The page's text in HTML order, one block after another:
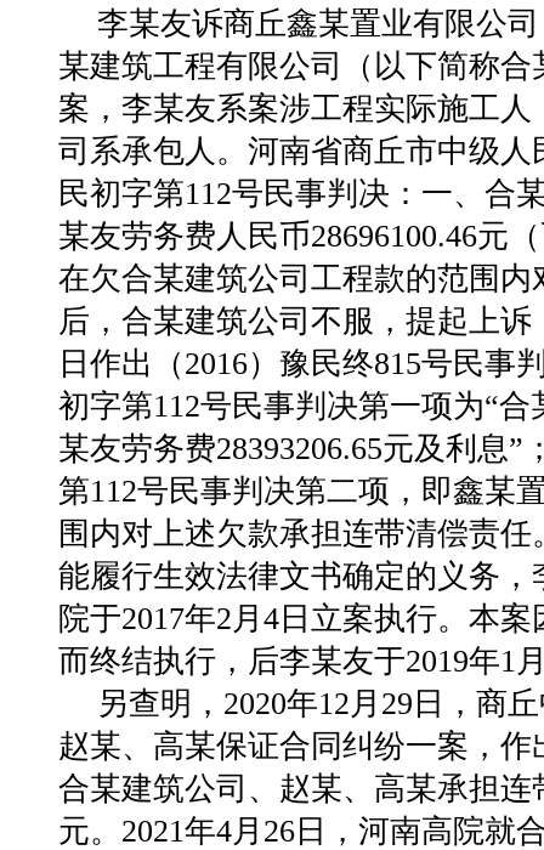
李某友诉商丘鑫某置业有限公
某建筑工程有限公司（以下简称
案，李某友系案涉工程实际施工
司系承包人。河南省商丘市中级人
民初字第112号民事判决：一、合
某友劳务费人民币28696100.46元
在欠合某建筑公司工程款的范围
后，合某建筑公司不服，提起上
日作出（2016）豫民终815号民事
初字第112号民事判决第一项为“
某友劳务费28393206.65元及利息
第112号民事判决第二项，即鑫某
围内对上述欠款承担连带清偿责
能履行生效法律文书确定的义务
院于2017年2月4日立案执行。本
而终结执行，后李某友于2019年1
另查明，2020年12月29日，商
赵某、高某保证合同纠纷一案，作
合某建筑公司、赵某、高某承担连
元。2021年4月26日，河南高院就